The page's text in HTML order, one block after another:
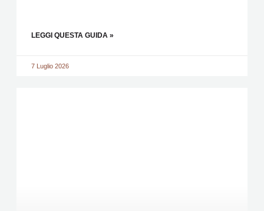
LEGGI QUESTA GUIDA »
7 Luglio 2026